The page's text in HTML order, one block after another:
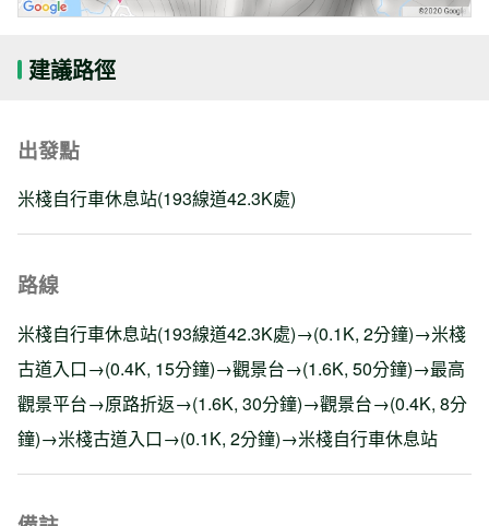
建議路徑
出發點
米棧自行車休息站(193線道42.3K處)
路線
米棧自行車休息站(193線道42.3K處)→(0.1K, 2分鐘)→米棧
古道入口→(0.4K, 15分鐘)→觀景台→(1.6K, 50分鐘)→最高
觀景平台→原路折返→(1.6K, 30分鐘)→觀景台→(0.4K, 8分
鐘)→米棧古道入口→(0.1K, 2分鐘)→米棧自行車休息站